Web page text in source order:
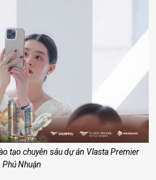
tạo chuyên sâu dự án Vlasta Premier
Phú Nhuận